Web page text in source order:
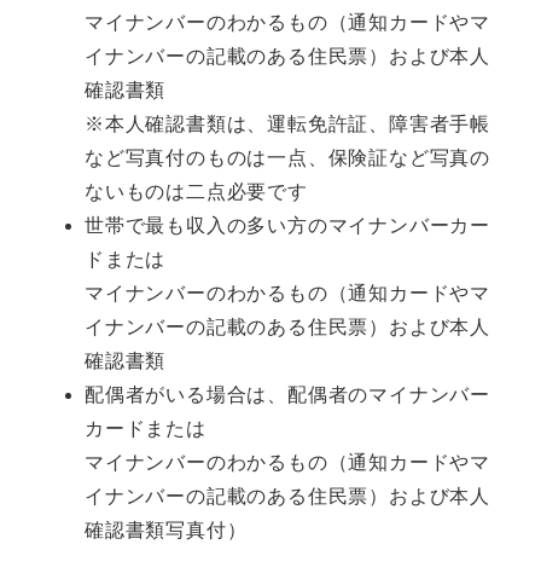
マイナンバーのわかるもの（通知カードやマ
イナンバーの記載のある住民票）および本人
確認書類
※本人確認書類は、運転免許証、障害者手帳
など写真付のものは一点、保険証など写真の
ないものは二点必要です
世帯で最も収入の多い方のマイナンバーカー
ドまたは
マイナンバーのわかるもの（通知カードやマ
イナンバーの記載のある住民票）および本人
確認書類
配偶者がいる場合は、配偶者のマイナンバー
カードまたは
マイナンバーのわかるもの（通知カードやマ
イナンバーの記載のある住民票）および本人
確認書類写真付）